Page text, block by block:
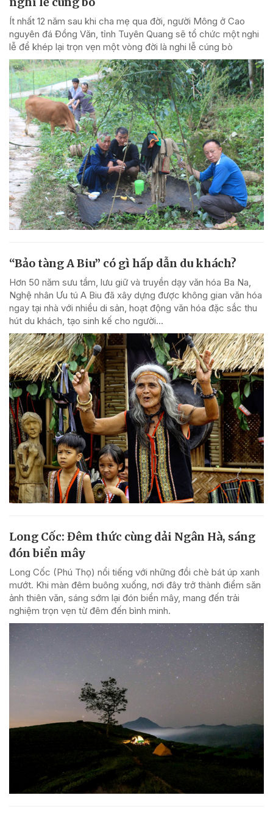
Ít nhất 12 năm sau khi cha mẹ qua đời, người Mông ở Cao
nguyên đá Đồng Văn, tỉnh Tuyên Quang sẽ tổ chức một nghi
lễ để khép lại trọn vẹn một vòng đời là nghi lễ cúng bò
“Bảo tàng A Biu” có gì hấp dẫn du khách?
Hơn 50 năm sưu tầm, lưu giữ và truyền dạy văn hóa Ba Na,
Nghệ nhân Ưu tú A Biu đã xây dựng được không gian văn hóa
ngay tại nhà với nhiều di sản, hoạt động văn hóa đặc sắc thu
hút du khách, tạo sinh kế cho người...
Long Cốc: Đêm thức cùng dải Ngân Hà, sáng
đón biển mây
Long Cốc (Phú Thọ) nổi tiếng với những đồi chè bát úp xanh
mướt. Khi màn đêm buông xuống, nơi đây trở thành điểm săn
ảnh thiên văn, sáng sớm lại đón biển mây, mang đến trải
nghiệm trọn vẹn từ đêm đến bình minh.